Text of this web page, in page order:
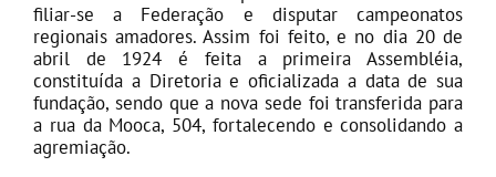
filiar-se a Federação e disputar campeonatos
regionais amadores. Assim foi feito, e no dia 20 de
abril de 1924 é feita a primeira Assembléia,
constituída a Diretoria e oficializada a data de sua
fundação, sendo que a nova sede foi transferida para
a rua da Mooca, 504, fortalecendo e consolidando a
agremiação.